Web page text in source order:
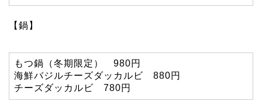
【鍋】
もつ鍋（冬期限定） 980円
海鮮バジルチーズダッカルビ 880円
チーズダッカルビ 780円